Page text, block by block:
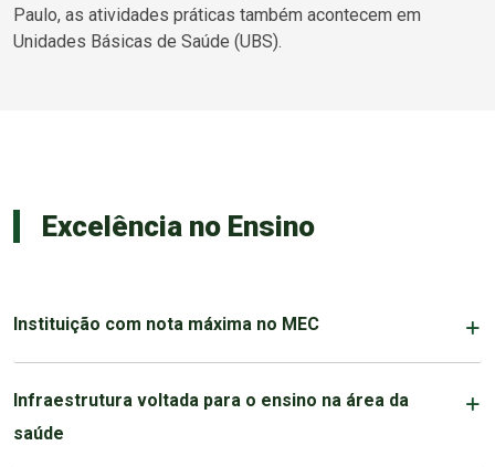
Paulo, as atividades práticas também acontecem em
Unidades Básicas de Saúde (UBS).
Excelência no Ensino
Instituição com nota máxima no MEC
Infraestrutura voltada para o ensino na área da
saúde